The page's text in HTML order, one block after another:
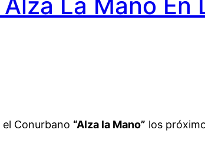
Conurbano “Alza la Mano” los